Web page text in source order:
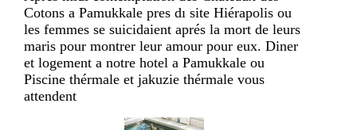
Cotons a Pamukkale pres dı site Hiérapolis ou
les femmes se suicidaient aprés la mort de leurs
maris pour montrer leur amour pour eux. Diner
et logement a notre hotel a Pamukkale ou
Piscine thérmale et jakuzie thérmale vous
attendent